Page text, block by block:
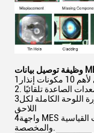
إنذار
الصاعدة تلقائيًا
3تصدير صورة اللوحة الكاملة لكل PCB في الوقت الحقيقي للتتبع
اللاحق
4واجهة MES التي تم تطويرها بشكل محلي تدعم التنسيقات القياسية
والمخصصة.